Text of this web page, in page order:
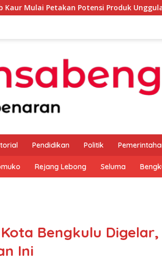
Potensi Produk Unggulan UMKM Melalui
Pendidikan Politik
Rejang Lebong Seluma
Bengkulu Digelar,
Ini